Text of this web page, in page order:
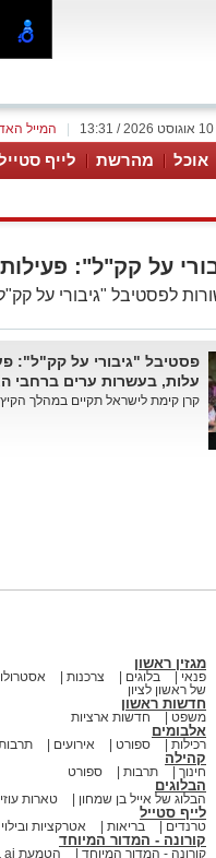
המייל 10 אוגוסט 2026 / 13:31
אוכל מהרשת לייף
על קק"ל":
לפסטיבל "גיבורי על
פסטיבל "גיבורי על קק"ל":
עלות, בעשרות ערים ברחבי
קרן קימת לישראל תקיים במהלך
מגזין ראשון
פנאי בלוגים צרכנות
של ראשון לציון
חדשות ראשון
משפט חדשות ארציות
אלבומים
רכילות ספורט אירועים
קהילה
חינוך תרבות ספורט
הבלוגים
הבלוג של אייל בן שמחון טארות
לייף סטייל
טרנדים בריאות אטרקציות ובילוי
קורונה - המדור המיוחד
קורונה - המדור המיוחד
הטמעת ai בארגונים